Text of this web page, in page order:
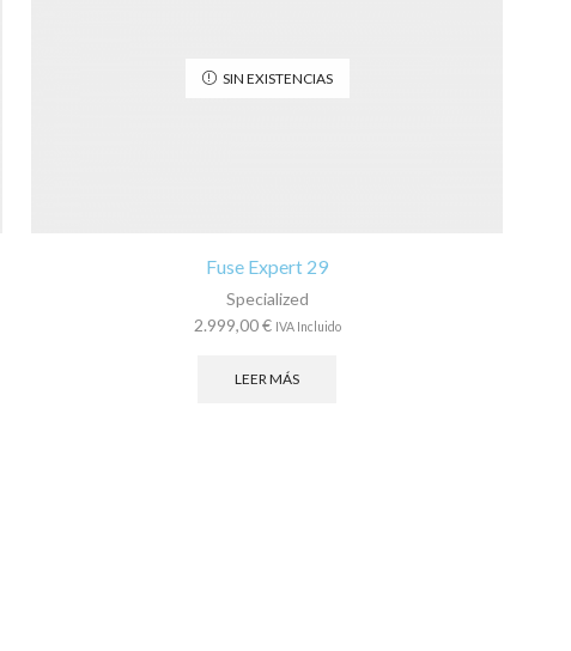
SIN EXISTENCIAS
Fuse Expert 29
Specialized
2.999,00€ IVA Incluido
LEER MÁS